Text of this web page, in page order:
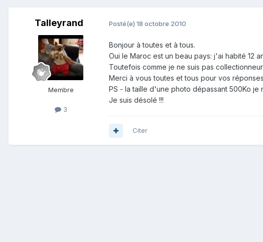
Talleyrand
Membre
3
Posté(e) 18 octobre 2010
Bonjour à toutes et à tous.
Oui le Maroc est un beau pays: j'ai habité 12
Toutefois comme je ne suis pas
Merci à vous toutes et tous pour vos
PS - la taille d'une photo dépassant 500Ko je
Je suis désolé !!!
Citer